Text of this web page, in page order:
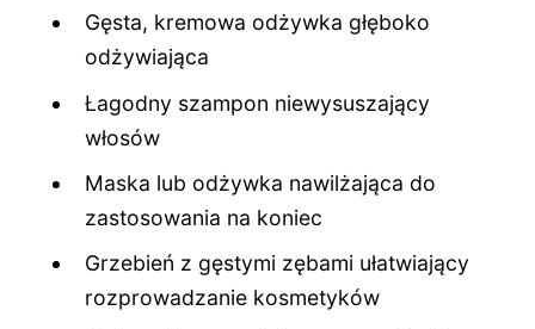
Gęsta, kremowa odżywka głęboko
odżywiająca
Łagodny szampon niewysuszający
włosów
Maska lub odżywka nawilżająca do
zastosowania na koniec
Grzebień z gęstymi zębami ułatwiający
rozprowadzanie kosmetyków